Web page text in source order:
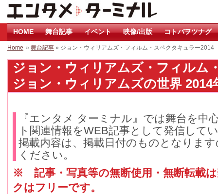
HOME 舞台記事 イベント 映像/出版 コトバヲツナグ
Home » 舞台記事 » ジョン・ウィリアムズ・フィルム・スペクタキュラー
ジョン・ウィリアムズ・フィル
ジョン・ウィリアムズの世界 2014
『エンタメ ターミナル』では舞台を中
ト関連情報をWEB記事として発信して
掲載内容は、掲載日付のものとなりま
ください。
※ 記事・写真等の無断使用・無断転載
クはフリーです。